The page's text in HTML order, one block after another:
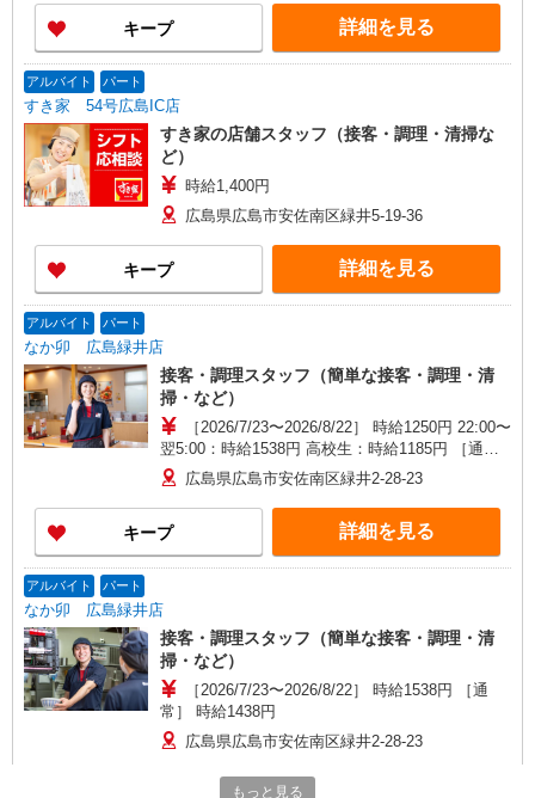
キープ 詳細を見る
アルバイト パート
すき家 54号広島IC店
すき家の店舗スタッフ（接客・調理・清掃な
ど）
時給1,400円
広島県広島市安佐南区緑井5-19-36
キープ 詳細を見る
アルバイト パート
なか卯 広島緑井店
接客・調理スタッフ（簡単な接客・調理・清
掃・など）
［2026/7/23〜2026/8/22］ 時給1250円 22:00〜
翌5:00：時給1538円 高校生：時給1185円 ［通
常］ 時給1150円 22:00〜翌5:00：時給1438円 高校
生：時給1085円
広島県広島市安佐南区緑井2-28-23
キープ 詳細を見る
アルバイト パート
なか卯 広島緑井店
接客・調理スタッフ（簡単な接客・調理・清
掃・など）
［2026/7/23〜2026/8/22］ 時給1538円 ［通
常］ 時給1438円
広島県広島市安佐南区緑井2-28-23
もっと見る